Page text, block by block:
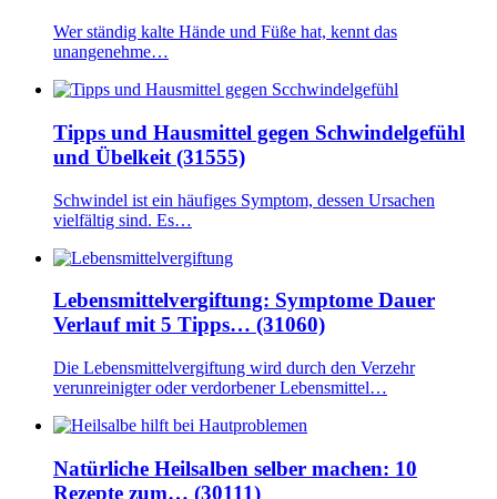
Wer ständig kalte Hände und Füße hat, kennt das
unangenehme…
Tipps und Hausmittel gegen Schwindelgefühl
und Übelkeit (31555)
Schwindel ist ein häufiges Symptom, dessen Ursachen
vielfältig sind. Es…
Lebensmittelvergiftung: Symptome Dauer
Verlauf mit 5 Tipps… (31060)
Die Lebensmittelvergiftung wird durch den Verzehr
verunreinigter oder verdorbener Lebensmittel…
Natürliche Heilsalben selber machen: 10
Rezepte zum… (30111)